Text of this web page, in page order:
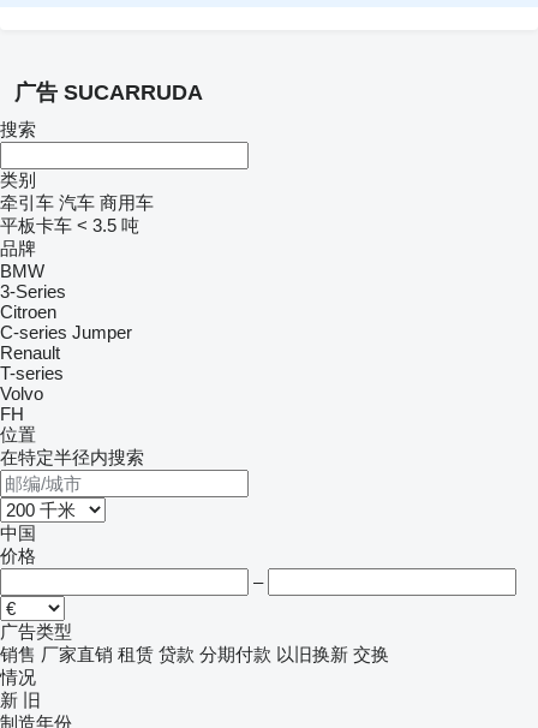
广告 SUCARRUDA
搜索
类别
牵引车 汽车 商用车
平板卡车 < 3.5 吨
品牌
BMW
3-Series
Citroen
C-series Jumper
Renault
T-series
Volvo
FH
位置
在特定半径内搜索
中国
价格
–
广告类型
销售 厂家直销 租赁 贷款 分期付款 以旧换新 交换
情况
新 旧
制造年份